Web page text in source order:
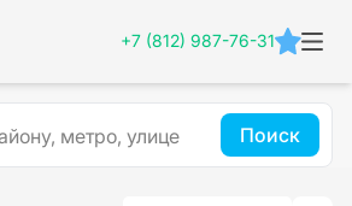
+7 (812) 987-76-31
Поиск